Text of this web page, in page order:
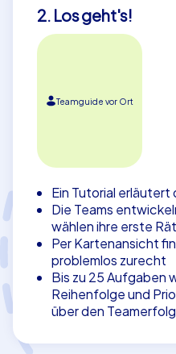
2. Los geht's!
Teamguide vor Ort
Ein Tutorial erläutert
Die Teams
wählen ihre erste
Per Kartenansicht
problemlos zurecht
Bis zu 25 Aufgaben
Reihenfolge und
über den